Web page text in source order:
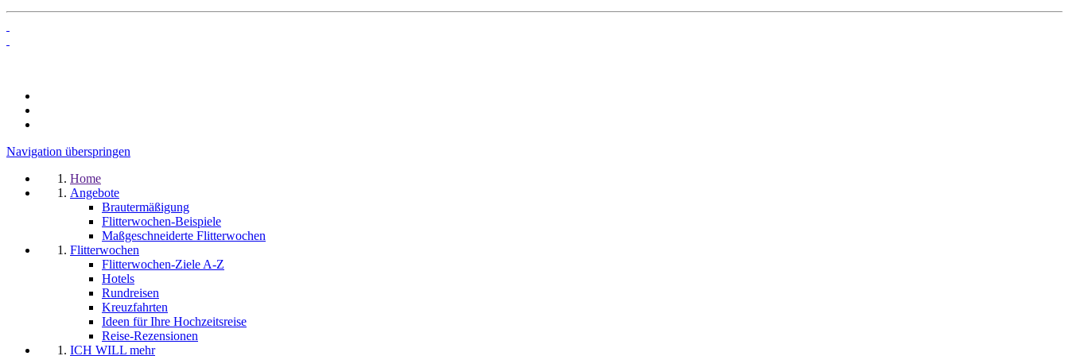
Navigation überspringen
Home
Angebote
Brautermäßigung
Flitterwochen-Beispiele
Maßgeschneiderte Flitterwochen
Flitterwochen
Flitterwochen-Ziele A-Z
Hotels
Rundreisen
Kreuzfahrten
Ideen für Ihre Hochzeitsreise
Reise-Rezensionen
ICH WILL mehr